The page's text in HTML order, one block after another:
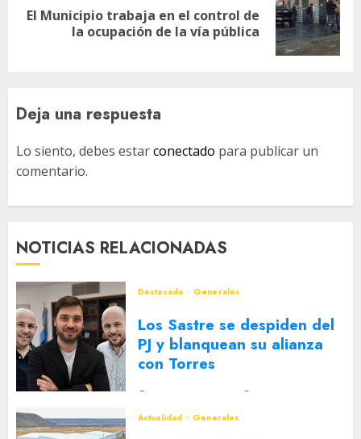
Siguiente
entrada:
El Municipio trabaja en el control de
la ocupación de la vía pública
Deja una respuesta
Lo siento, debes estarconectado para publicar un
comentario.
NOTICIAS RELACIONADAS
Destacada Generales
Los Sastre se despiden del
PJ y blanquean su alianza
con Torres
Actualidad
Generales